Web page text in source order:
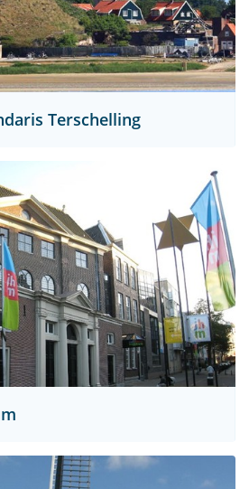
Terschelling